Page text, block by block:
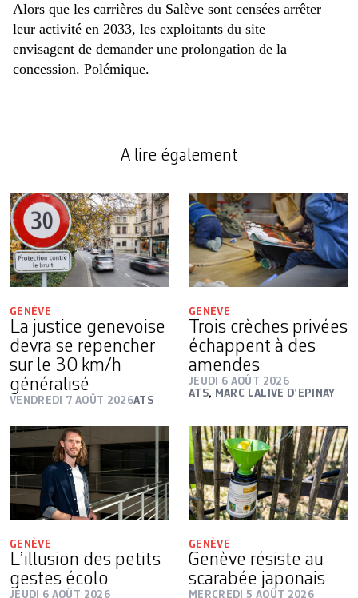
Alors que les carrières du Salève sont censées arrêter
leur activité en 2033, les exploitants du site
envisagent de demander une prolongation de la
concession. Polémique.
A lire également
GENÈVE
La justice genevoise
devra se repencher
sur le 30 km/h
généralisé
VENDREDI 7 AOÛT 2026ATS
GENÈVE
Trois crèches privées
échappent à des
amendes
JEUDI 6 AOÛT 2026
ATS, MARC LALIVE D’EPINAY
GENÈVE
L’illusion des petits
gestes écolo
JEUDI 6 AOÛT 2026
GENÈVE
Genève résiste au
scarabée japonais
MERCREDI 5 AOÛT 2026